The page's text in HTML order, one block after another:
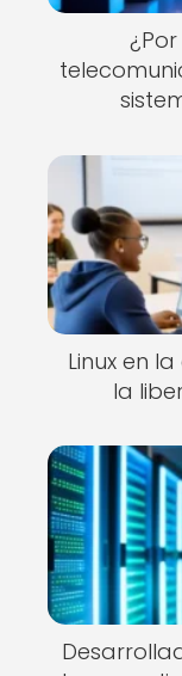
Linux en
la